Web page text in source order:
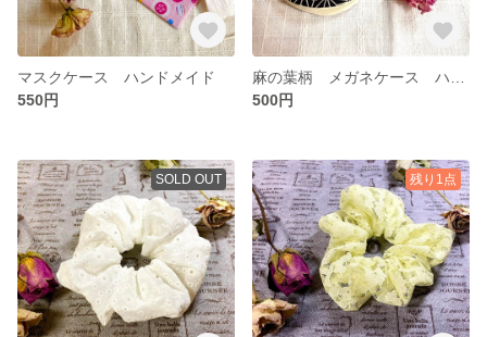
マスクケース ハンドメイド
550円
500円
SOLD OUT 残り1点